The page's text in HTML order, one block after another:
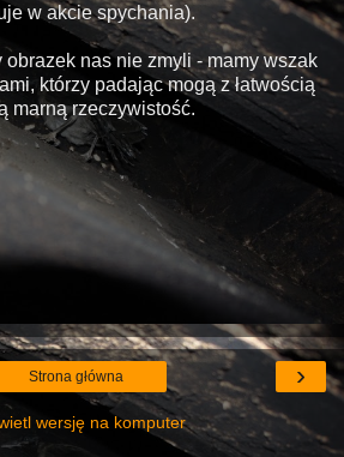
w akcie spychania).
obrazek nas nie zmyli - mamy wszak
którzy padając mogą z łatwością
marną rzeczywistość.
›
Strona główna
wersję na komputer